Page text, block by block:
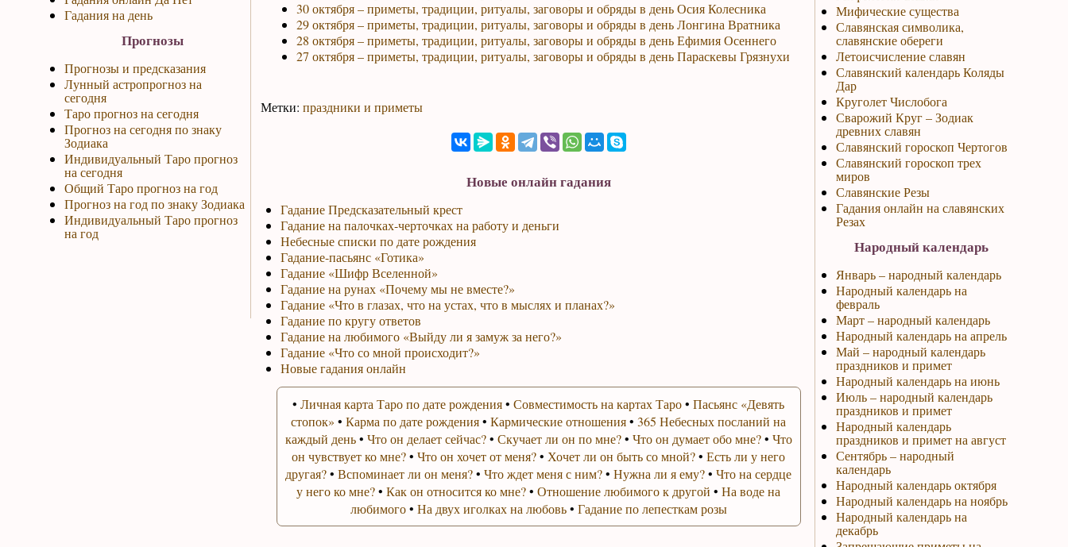
Гадания на день
Прогнозы
Прогнозы и предсказания
Лунный астропрогноз на
сегодня
Таро прогноз на сегодня
Прогноз на сегодня по знаку
Зодиака
Индивидуальный Таро прогноз
на сегодня
Общий Таро прогноз на год
Прогноз на год по знаку Зодиака
Индивидуальный Таро прогноз
на год
30 октября – приметы, традиции, ритуалы, заговоры и обряды в день Осия Колесника
29 октября – приметы, традиции, ритуалы, заговоры и обряды в день Лонгина Вратника
28 октября – приметы, традиции, ритуалы, заговоры и обряды в день Ефимия Осеннего
27 октября – приметы, традиции, ритуалы, заговоры и обряды в день Параскевы Грязнухи
Метки: праздники и приметы
Новые онлайн гадания
Гадание Предсказательный крест
Гадание на палочках-черточках на работу и деньги
Небесные списки по дате рождения
Гадание-пасьянс «Готика»
Гадание «Шифр Вселенной»
Гадание на рунах «Почему мы не вместе?»
Гадание «Что в глазах, что на устах, что в мыслях и планах?»
Гадание по кругу ответов
Гадание на любимого «Выйду ли я замуж за него?»
Гадание «Что со мной происходит?»
Новые гадания онлайн
• Личная карта Таро по дате рождения• Совместимость на картах Таро• Пасьянс «Девять
стопок» • Карма по дате рождения• Кармические отношения• 365 Небесных посланий на
каждый день• Что он делает сейчас?• Скучает ли он по мне?• Что он думает обо мне?• Что
он чувствует ко мне?• Что он хочет от меня?• Хочет ли он быть со мной?• Есть ли у него
другая?• Вспоминает ли он меня?• Что ждет меня с ним?• Нужна ли я ему?• Что на сердце
у него ко мне?• Как он относится ко мне?• Отношение любимого к другой • На воде на
любимого• На двух иголках на любовь• Гадание по лепесткам розы
Мифические существа
Славянская символика,
славянские обереги
Летоисчисление славян
Славянский календарь Коляды
Дар
Круголет Числобога
Сварожий Круг – Зодиак
древних славян
Славянский гороскоп Чертогов
Славянский гороскоп трех
миров
Славянские Резы
Гадания онлайн на славянских
Резах
Народный календарь
Январь – народный календарь
Народный календарь на
февраль
Март – народный календарь
Народный календарь на апрель
Май – народный календарь
праздников и примет
Народный календарь на июнь
Июль – народный календарь
праздников и примет
Народный календарь
праздников и примет на август
Сентябрь – народный
календарь
Народный календарь октября
Народный календарь на ноябрь
Народный календарь на
декабрь